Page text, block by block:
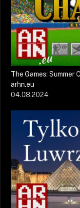
The Games: Summer
arhn.eu
04.08.2024